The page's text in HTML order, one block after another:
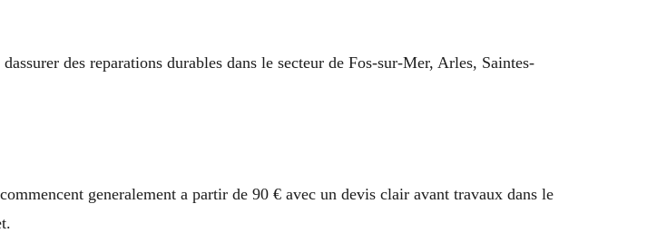
des reparations durables dans le secteur de Fos-sur-Mer, Arles, Saintes-
generalement a partir de 90 € avec un devis clair avant travaux dans le